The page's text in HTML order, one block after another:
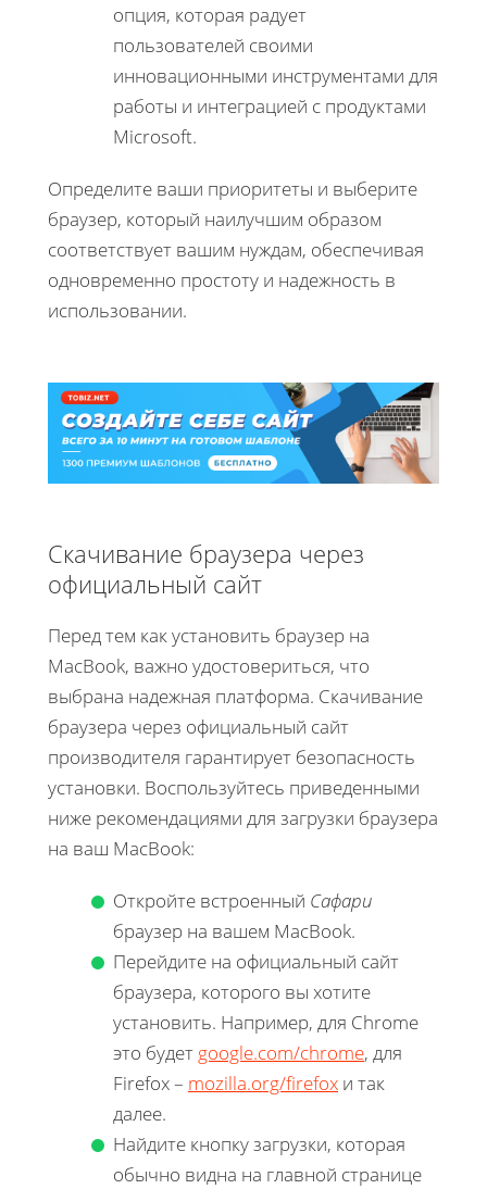
опция, которая радует
пользователей своими
инновационными инструментами для
работы и интеграцией с продуктами
Microsoft.
Определите ваши приоритеты и выберите
браузер, который наилучшим образом
соответствует вашим нуждам, обеспечивая
одновременно простоту и надежность в
использовании.
Скачивание браузера через
официальный сайт
Перед тем как установить браузер на
MacBook, важно удостовериться, что
выбрана надежная платформа. Скачивание
браузера через официальный сайт
производителя гарантирует безопасность
установки. Воспользуйтесь приведенными
ниже рекомендациями для загрузки браузера
на ваш MacBook:
Откройте встроенный Сафари
браузер на вашем MacBook.
Перейдите на официальный сайт
браузера, которого вы хотите
установить. Например, для Chrome
это будет google.com/chrome, для
Firefox – mozilla.org/firefox и так
далее.
Найдите кнопку загрузки, которая
обычно видна на главной странице